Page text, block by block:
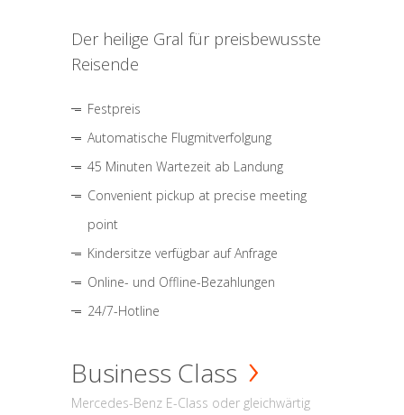
Der heilige Gral für preisbewusste
Reisende
Festpreis
Automatische Flugmitverfolgung
45 Minuten Wartezeit ab Landung
Convenient pickup at precise meeting
point
Kindersitze verfügbar auf Anfrage
Online- und Offline-Bezahlungen
24/7-Hotline
Business Class
Mercedes-Benz E-Class oder gleichwärtig